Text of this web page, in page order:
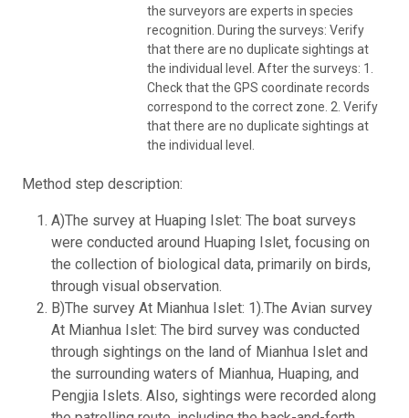
the surveyors are experts in species
recognition. During the surveys: Verify
that there are no duplicate sightings at
the individual level. After the surveys: 1.
Check that the GPS coordinate records
correspond to the correct zone. 2. Verify
that there are no duplicate sightings at
the individual level.
Method step description:
A)The survey at Huaping Islet: The boat surveys
were conducted around Huaping Islet, focusing on
the collection of biological data, primarily on birds,
through visual observation.
B)The survey At Mianhua Islet: 1).The Avian survey
At Mianhua Islet: The bird survey was conducted
through sightings on the land of Mianhua Islet and
the surrounding waters of Mianhua, Huaping, and
Pengjia Islets. Also, sightings were recorded along